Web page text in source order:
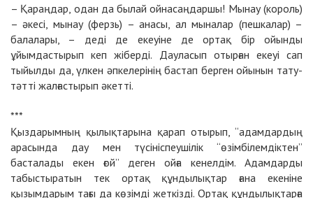
– Қараңдар, одан да былай ойнасаңдаршы! Мынау (король)
– әкесі, мынау (ферзь) – анасы, ал мыналар (пешкалар) –
балалары, – деді де екеуіне де ортақ бір ойынды
ұйымдастырып кеп жіберді. Дауласып отырған екеуі сап
тыйылды да, үлкен әпкелерінің бастап берген ойынын тату-
тәтті жалғастырып әкетті.
***
Қыздарымның қылықтарына қарап отырып, “адамдардың
арасында дау мен түсініспеушілік “өзімбілемдіктен”
басталады екен ғой” деген ойға кенелдім. Адамдарды
табыстыратын тек ортақ құндылықтар ғана екеніне
қызымдарым тағы да көзімді жеткізді. Ортақ құндылықтарға